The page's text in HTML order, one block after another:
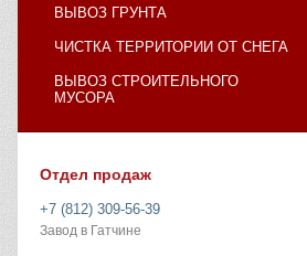
ВЫВОЗ ГРУНТА
ЧИСТКА ТЕРРИТОРИИ ОТ СНЕГА
ВЫВОЗ СТРОИТЕЛЬНОГО
МУСОРА
Отдел продаж
+7 (812) 309-56-39
Завод в Гатчине